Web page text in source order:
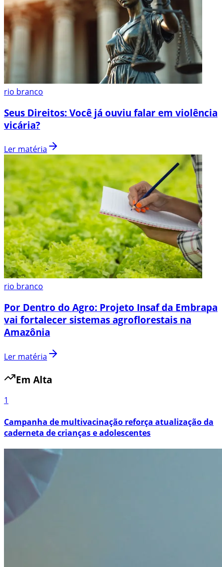
rio branco
Seus Direitos: Você já ouviu falar em violência
vicária?
Ler matéria
rio branco
Por Dentro do Agro: Projeto Insaf da Embrapa
vai fortalecer sistemas agroflorestais na
Amazônia
Ler matéria
Em Alta
1
Campanha de multivacinação reforça atualização da
caderneta de crianças e adolescentes